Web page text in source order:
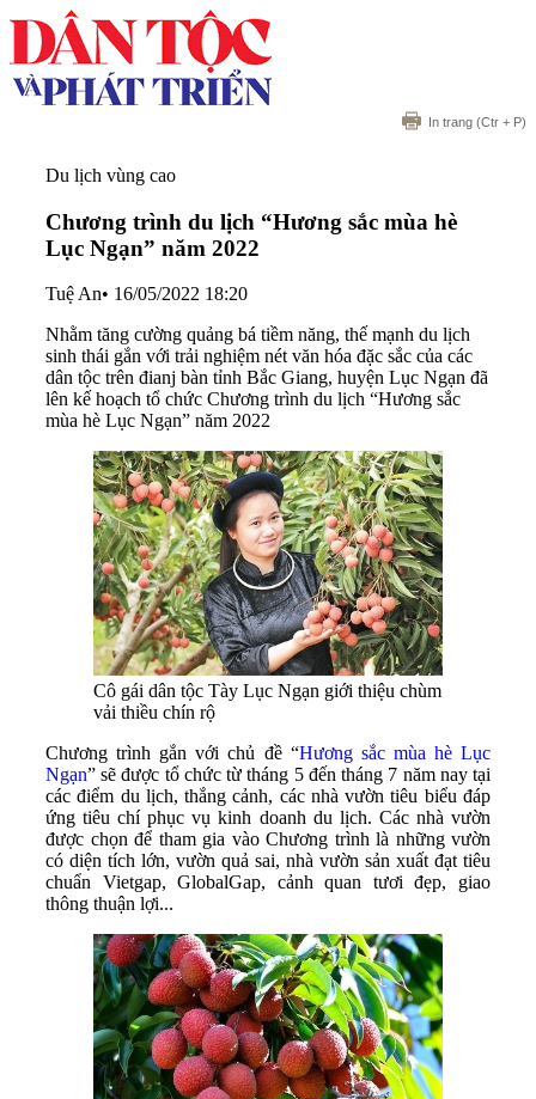
In trang (Ctr + P)
Du lịch vùng cao
Chương trình du lịch “Hương sắc mùa hè
Lục Ngạn” năm 2022
Tuệ An• 16/05/2022 18:20
Nhằm tăng cường quảng bá tiềm năng, thế mạnh du lịch
sinh thái gắn với trải nghiệm nét văn hóa đặc sắc của các
dân tộc trên đianj bàn tỉnh Bắc Giang, huyện Lục Ngạn đã
lên kế hoạch tổ chức Chương trình du lịch “Hương sắc
mùa hè Lục Ngạn” năm 2022
Cô gái dân tộc Tày Lục Ngạn giới thiệu chùm
vải thiều chín rộ
Chương trình gắn với chủ đề “Hương sắc mùa hè Lục
Ngạn” sẽ được tổ chức từ tháng 5 đến tháng 7 năm nay tại
các điểm du lịch, thắng cảnh, các nhà vườn tiêu biểu đáp
ứng tiêu chí phục vụ kinh doanh du lịch. Các nhà vườn
được chọn để tham gia vào Chương trình là những vườn
có diện tích lớn, vườn quả sai, nhà vườn sản xuất đạt tiêu
chuẩn Vietgap, GlobalGap, cảnh quan tươi đẹp, giao
thông thuận lợi...